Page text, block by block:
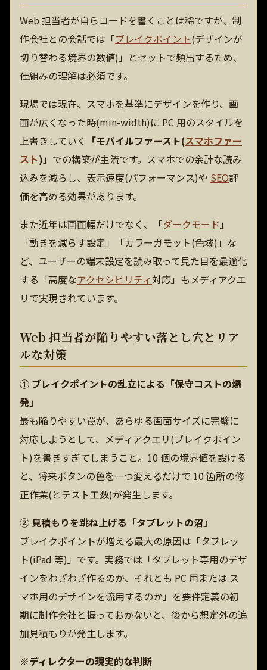
Web 担当者が自らコードを書くことは稀ですが、制
作会社との会話では「ブレイクポイント(デザインが
切り替わる境界の数値)」とセットで頻出するため、
仕組みの理解は必須です。
現場では現在、スマホを基準にデザインを作り、画
面が広くなった時(min-width)に PC 用のスタイルを
上書きしていく 「モバイルファースト(スマホファー
スト)」 での構築が主流です。スマホでの余計な読み
込みを減らし、表示速度(パフォーマンス)や SEO評
価を高める効果があります。
また近年は画面幅だけでなく、「ダークモード 」
「動きを減らす設定」「カラーガモット(色域)」な
ど、ユーザーの端末設定を読み取って見た目を最適化
する「高度なアクセシビリティ対応」もメディアクエ
リで実現されています。
Web 担当者が陥りやすい落とし穴とリア
ルな対策
① ブレイクポイントの乱立による「保守コストの爆
発」
最も陥りやすい罠が、あらゆる画面サイズに完璧に
対応しようとして、メディアクエリ(ブレイクポイン
ト)を書きすぎてしまうこと。10 個の境界値を設ける
と、将来ボタンの色を一つ変えるだけで 10 箇所の修
正作業(とテスト工数)が発生します。
② 見積もりを跳ね上げる「タブレットの沼」
ブレイクポイントが増える最大の原因は「タブレッ
ト(iPad 等)」です。実務では「タブレット専用のデザ
インをわざわざ作るのか、それとも PC 用または ス
マホ用のデザインを流用するのか」を要件定義の初
期に制作会社と握っておかないと、後から想定外の追
加見積もりが発生します。
※ディレクターの現実的な判断